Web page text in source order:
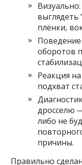
выглядеть
плёнки,
Поведение
оборотов
Реакция
подхват
дросселю
либо не
причины.
Правильно